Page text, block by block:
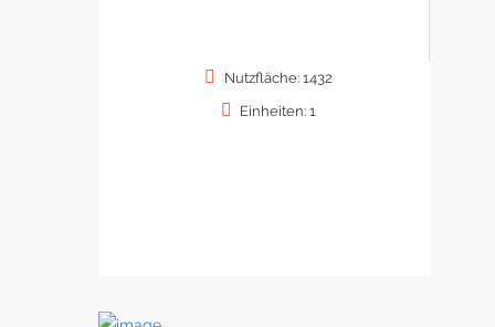
Nutzfläche: 1432
Einheiten: 1